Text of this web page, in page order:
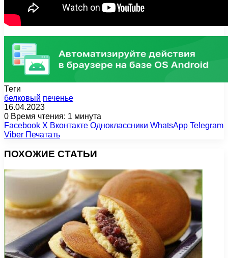
Теги
белковый печенье
16.04.2023
0 Время чтения: 1 минута
Facebook X Вконтакте Одноклассники WhatsApp Telegram
Viber Печатать
ПОХОЖИЕ СТАТЬИ